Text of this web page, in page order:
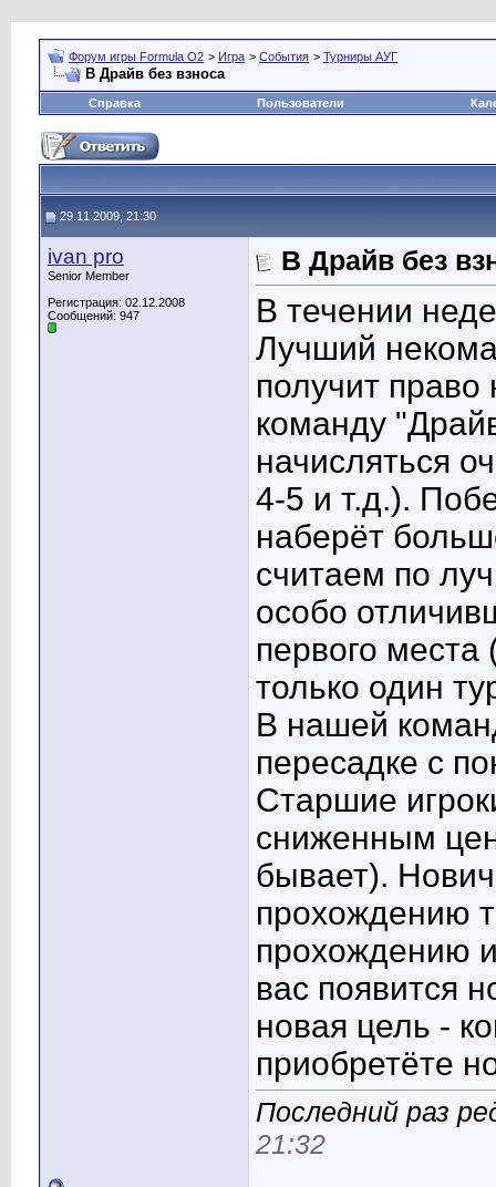
Форум игры Formula O2 > Игра > События > Турниры АУГ
В Драйв без взноса
Справка Пользователи
29.11.2009, 21:30
ivan pro
Senior Member
Регистрация: 02.12.2008
Сообщений: 947
В Драйв без
В течении
Лучший
получит право
команду
начисляться
4-5 и т.д.).
наберёт
считаем по
особо
первого места
только один
В нашей
пересадке с
Старшие
сниженным
бывает).
прохождению
прохождению
вас появится
новая цель -
приобретёте
Последний раз
21:32